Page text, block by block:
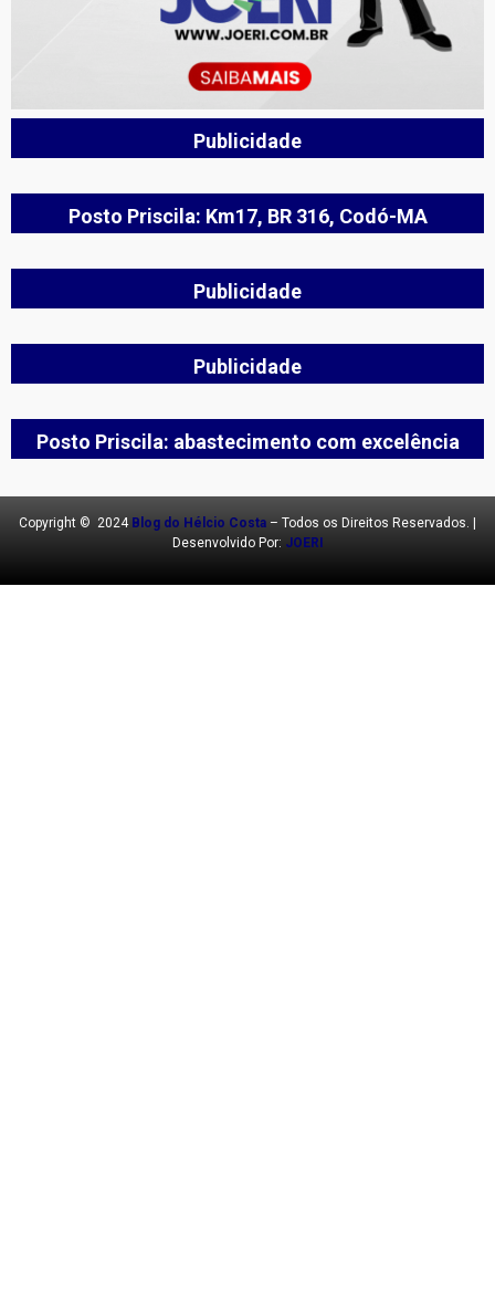
Publicidade
Posto Priscila: Km17, BR 316, Codó-MA
Publicidade
Publicidade
Posto Priscila: abastecimento com excelência
Copyright © 2024 Blog do Hélcio Costa – Todos os Direitos Reservados. |
Desenvolvido Por: JOERI